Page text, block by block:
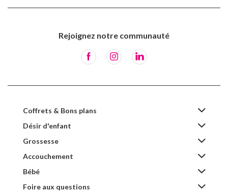
Rejoignez notre communauté
Coffrets & Bons plans
Désir d'enfant
Grossesse
Accouchement
Bébé
Foire aux questions